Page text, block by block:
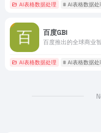
AI表格数据处理 # AI表格数据处
百度GBI
百度推出的全球商业
AI表格数据处理 # AI表格数据处